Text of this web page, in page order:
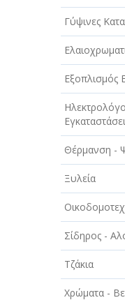
ΕΜΠΟΡΙΟ -
ΟΜΟΡΦΙΑ
ΠΑΡΟΧΗ
ΤΕΧΝΙΚΑ -
ΤΕΧΝΟΛΟΓΙΑ
ΥΓΕΙΑ -
ΦΑΓΗΤΟ
Γύψινες
Εξοπλισμός
Θέρμανση -
Ξυλεία
Σίδηρος -
Τζάκια
Χρώματα -